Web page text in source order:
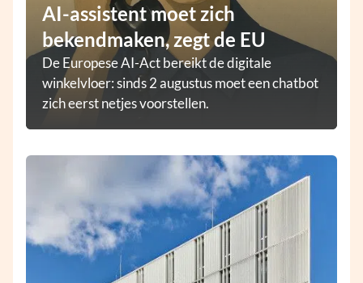
AI-assistent moet zich
bekendmaken, zegt de EU
De Europese AI-Act bereikt de digitale
winkelvloer: sinds 2 augustus moet een chatbot
zich eerst netjes voorstellen.